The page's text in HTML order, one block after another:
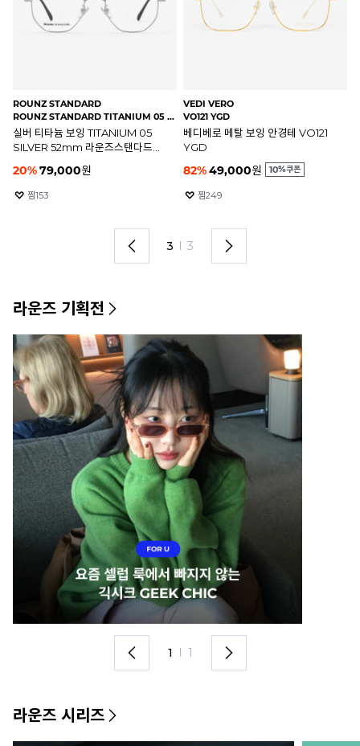
FAKEME
NAPOLEON80 MBK(55)
매트블랙 보잉 NAPOLEON80
MBK 페이크미 나폴레옹팔공
185,000원
찜693
FAKEME
NAPOLEON80 GLD(55)
골드 보잉 NAPOLEON80 GLD
페이크미 나폴레옹80 안경테
185,000원
찜191
1 I 3
라운즈 기획전
1 I 1
라운즈 시리즈